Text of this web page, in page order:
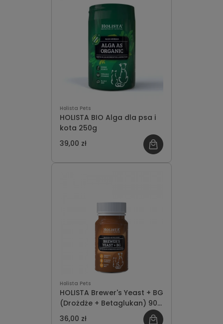
Holista Pets
HOLISTA BIO Alga dla psa i
kota 250g
39,00 zł
Holista Pets
HOLISTA Brewer's Yeast + BG
(Drożdże + Betaglukan) 90
Tabletek
36,00 zł